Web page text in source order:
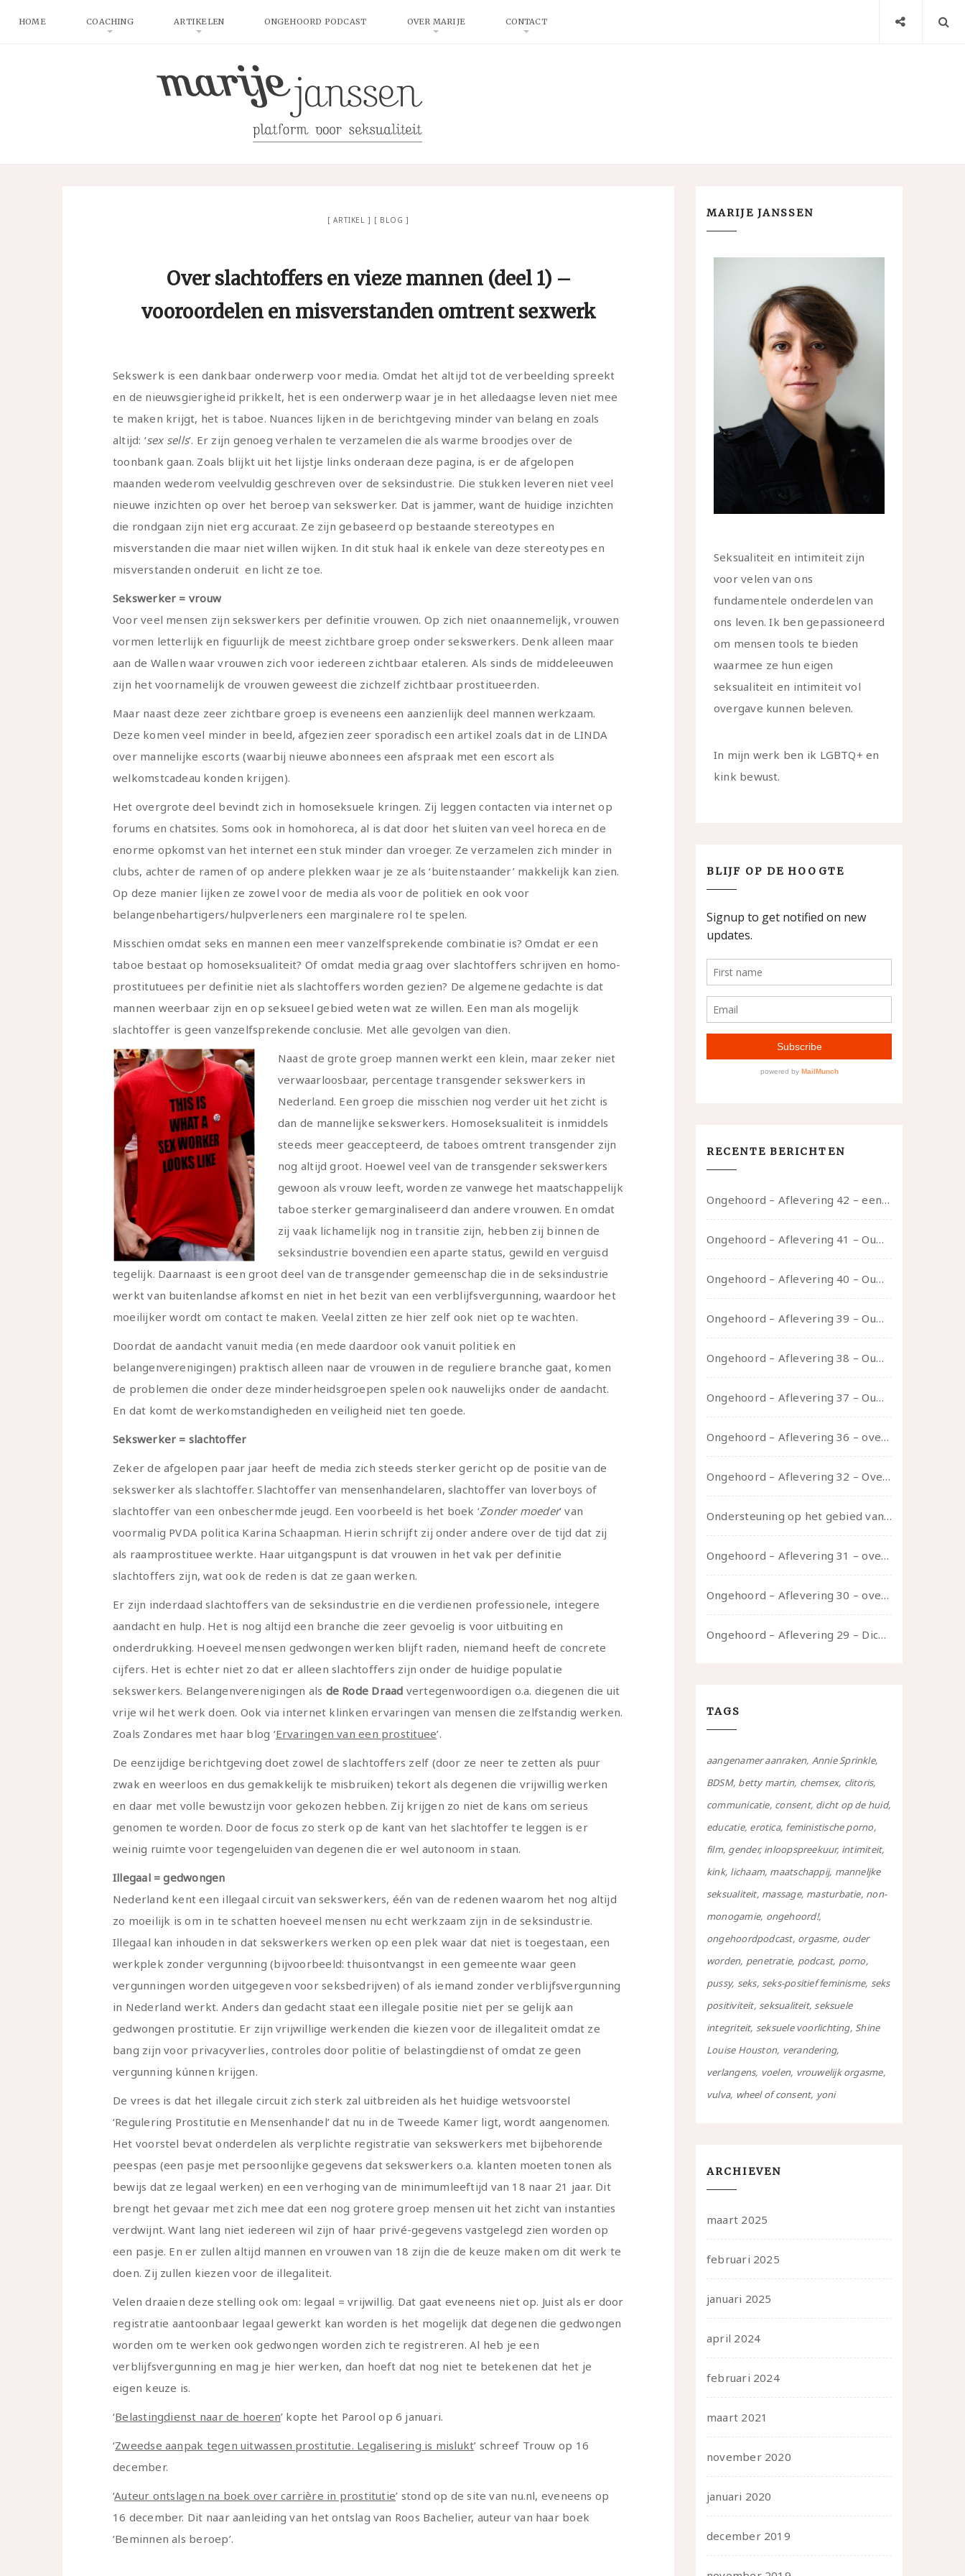
HOME COACHING ARTIKELEN ONGEHOORD PODCAST OVER MARIJE CONTACT
ARTIKEL BLOG
Over slachtoffers en vieze mannen (deel 1) –
vooroordelen en misverstanden omtrent sexwerk
Sekswerk is een dankbaar onderwerp voor media. Omdat het altijd tot de verbeelding spreekt
en de nieuwsgierigheid prikkelt, het is een onderwerp waar je in het alledaagse leven niet mee
te maken krijgt, het is taboe. Nuances lijken in de berichtgeving minder van belang en zoals
altijd: ‘sex sells’. Er zijn genoeg verhalen te verzamelen die als warme broodjes over de
toonbank gaan. Zoals blijkt uit het lijstje links onderaan deze pagina, is er de afgelopen
maanden wederom veelvuldig geschreven over de seksindustrie. Die stukken leveren niet veel
nieuwe inzichten op over het beroep van sekswerker. Dat is jammer, want de huidige inzichten
die rondgaan zijn niet erg accuraat. Ze zijn gebaseerd op bestaande stereotypes en
misverstanden die maar niet willen wijken. In dit stuk haal ik enkele van deze stereotypes en
misverstanden onderuit en licht ze toe.
Sekswerker = vrouw
Voor veel mensen zijn sekswerkers per definitie vrouwen. Op zich niet onaannemelijk, vrouwen
vormen letterlijk en figuurlijk de meest zichtbare groep onder sekswerkers. Denk alleen maar
aan de Wallen waar vrouwen zich voor iedereen zichtbaar etaleren. Als sinds de middeleeuwen
zijn het voornamelijk de vrouwen geweest die zichzelf zichtbaar prostitueerden.
Maar naast deze zeer zichtbare groep is eveneens een aanzienlijk deel mannen werkzaam.
Deze komen veel minder in beeld, afgezien zeer sporadisch een artikel zoals dat in de LINDA
over mannelijke escorts (waarbij nieuwe abonnees een afspraak met een escort als
welkomstcadeau konden krijgen).
Het overgrote deel bevindt zich in homoseksuele kringen. Zij leggen contacten via internet op
forums en chatsites. Soms ook in homohoreca, al is dat door het sluiten van veel horeca en de
enorme opkomst van het internet een stuk minder dan vroeger. Ze verzamelen zich minder in
clubs, achter de ramen of op andere plekken waar je ze als ‘buitenstaander’ makkelijk kan zien.
Op deze manier lijken ze zowel voor de media als voor de politiek en ook voor
belangenbehartigers/hulpverleners een marginalere rol te spelen.
Misschien omdat seks en mannen een meer vanzelfsprekende combinatie is? Omdat er een
taboe bestaat op homoseksualiteit? Of omdat media graag over slachtoffers schrijven en homo-
prostitutuees per definitie niet als slachtoffers worden gezien? De algemene gedachte is dat
mannen weerbaar zijn en op seksueel gebied weten wat ze willen. Een man als mogelijk
slachtoffer is geen vanzelfsprekende conclusie. Met alle gevolgen van dien.
Naast de grote groep mannen werkt een klein, maar zeker niet
verwaarloosbaar, percentage transgender sekswerkers in
Nederland. Een groep die misschien nog verder uit het zicht is
dan de mannelijke sekswerkers. Homoseksualiteit is inmiddels
steeds meer geaccepteerd, de taboes omtrent transgender zijn
nog altijd groot. Hoewel veel van de transgender sekswerkers
gewoon als vrouw leeft, worden ze vanwege het maatschappelijk
taboe sterker gemarginaliseerd dan andere vrouwen. En omdat
zij vaak lichamelijk nog in transitie zijn, hebben zij binnen de
seksindustrie bovendien een aparte status, gewild en verguisd
tegelijk. Daarnaast is een groot deel van de transgender gemeenschap die in de seksindustrie
werkt van buitenlandse afkomst en niet in het bezit van een verblijfsvergunning, waardoor het
moeilijker wordt om contact te maken. Veelal zitten ze hier zelf ook niet op te wachten.
Doordat de aandacht vanuit media (en mede daardoor ook vanuit politiek en
belangenverenigingen) praktisch alleen naar de vrouwen in de reguliere branche gaat, komen
de problemen die onder deze minderheidsgroepen spelen ook nauwelijks onder de aandacht.
En dat komt de werkomstandigheden en veiligheid niet ten goede.
Sekswerker = slachtoffer
Zeker de afgelopen paar jaar heeft de media zich steeds sterker gericht op de positie van de
sekswerker als slachtoffer. Slachtoffer van mensenhandelaren, slachtoffer van loverboys of
slachtoffer van een onbeschermde jeugd. Een voorbeeld is het boek ‘Zonder moeder’ van
voormalig PVDA politica Karina Schaapman. Hierin schrijft zij onder andere over de tijd dat zij
als raamprostituee werkte. Haar uitgangspunt is dat vrouwen in het vak per definitie
slachtoffers zijn, wat ook de reden is dat ze gaan werken.
Er zijn inderdaad slachtoffers van de seksindustrie en die verdienen professionele, integere
aandacht en hulp. Het is nog altijd een branche die zeer gevoelig is voor uitbuiting en
onderdrukking. Hoeveel mensen gedwongen werken blijft raden, niemand heeft de concrete
cijfers. Het is echter niet zo dat er alleen slachtoffers zijn onder de huidige populatie
sekswerkers. Belangenverenigingen als de Rode Draad vertegenwoordigen o.a. diegenen die uit
vrije wil het werk doen. Ook via internet klinken ervaringen van mensen die zelfstandig werken.
Zoals Zondares met haar blog ‘Ervaringen van een prostituee’.
De eenzijdige berichtgeving doet zowel de slachtoffers zelf (door ze neer te zetten als puur
zwak en weerloos en dus gemakkelijk te misbruiken) tekort als degenen die vrijwillig werken
en daar met volle bewustzijn voor gekozen hebben. Zij krijgen zo niet de kans om serieus
genomen te worden. Door de focus zo sterk op de kant van het slachtoffer te leggen is er
weinig ruimte voor tegengeluiden van degenen die er wel autonoom in staan.
Illegaal = gedwongen
Nederland kent een illegaal circuit van sekswerkers, één van de redenen waarom het nog altijd
zo moeilijk is om in te schatten hoeveel mensen nu echt werkzaam zijn in de seksindustrie.
Illegaal kan inhouden in dat sekswerkers werken op een plek waar dat niet is toegestaan, een
werkplek zonder vergunning (bijvoorbeeld: thuisontvangst in een gemeente waar geen
vergunningen worden uitgegeven voor seksbedrijven) of als iemand zonder verblijfsvergunning
in Nederland werkt. Anders dan gedacht staat een illegale positie niet per se gelijk aan
gedwongen prostitutie. Er zijn vrijwillige werkenden die kiezen voor de illegaliteit omdat ze
bang zijn voor privacyverlies, controles door politie of belastingdienst of omdat ze geen
vergunning kúnnen krijgen.
De vrees is dat het illegale circuit zich sterk zal uitbreiden als het huidige wetsvoorstel
‘Regulering Prostitutie en Mensenhandel’ dat nu in de Tweede Kamer ligt, wordt aangenomen.
Het voorstel bevat onderdelen als verplichte registratie van sekswerkers met bijbehorende
peespas (een pasje met persoonlijke gegevens dat sekswerkers o.a. klanten moeten tonen als
bewijs dat ze legaal werken) en een verhoging van de minimumleeftijd van 18 naar 21 jaar. Dit
brengt het gevaar met zich mee dat een nog grotere groep mensen uit het zicht van instanties
verdwijnt. Want lang niet iedereen wil zijn of haar privé-gegevens vastgelegd zien worden op
een pasje. En er zullen altijd mannen en vrouwen van 18 zijn die de keuze maken om dit werk te
doen. Zij zullen kiezen voor de illegaliteit.
Velen draaien deze stelling ook om: legaal = vrijwillig. Dat gaat eveneens niet op. Juist als er door
registratie aantoonbaar legaal gewerkt kan worden is het mogelijk dat degenen die gedwongen
worden om te werken ook gedwongen worden zich te registreren. Al heb je een
verblijfsvergunning en mag je hier werken, dan hoeft dat nog niet te betekenen dat het je
eigen keuze is.
‘Belastingdienst naar de hoeren’ kopte het Parool op 6 januari.
‘Zweedse aanpak tegen uitwassen prostitutie. Legalisering is mislukt’ schreef Trouw op 16
december.
‘Auteur ontslagen na boek over carrière in prostitutie’ stond op de site van nu.nl, eveneens op
16 december. Dit naar aanleiding van het ontslag van Roos Bachelier, auteur van haar boek
‘Beminnen als beroep’.
MARIJE JANSSEN
Seksualiteit en intimiteit zijn
voor velen van ons
fundamentele onderdelen van
ons leven. Ik ben gepassioneerd
om mensen tools te bieden
waarmee ze hun eigen
seksualiteit en intimiteit vol
overgave kunnen beleven.
In mijn werk ben ik LGBTQ+ en
kink bewust.
BLIJF OP DE HOOGTE
RECENTE BERICHTEN
Ongehoord – Aflevering 42 – een gesprek met marijn over seksueel opbloeien, het ouderschap uitvinden en verschillende leeftijden in je mee dragen
Ongehoord – Aflevering 41 – Ouwelui, een gesprek met Marcelle over polyamorie op latere leeftijd, (mantel)zorg voor je partners en seksueel plezier.
Ongehoord – Aflevering 40 – Ouwelui, een gesprek met Sadie Lune over vormende relaties en de geschiedenis van de queer pornobeweging
Ongehoord – Aflevering 39 – Ouwelui, een gesprek met Pepijn en Ivo over hun regenbooggezin, eigenzinnig ouder worden en Cruise Control
Ongehoord – Aflevering 38 – Ouwelui, een gesprek met vreer over behoefte aan geborgenheid en het behouden van je idealen
Ongehoord – Aflevering 37 – Ouwelui, een gesprek met non over seksualiteit, transitie en ageism
Ongehoord – Aflevering 36 – over transformative justice – in gesprek met Ella en carson
Ongehoord – Aflevering 32 – Over autisme en seksualiteit – in gesprek met Roos Reijbroek
Ondersteuning op het gebied van consent en seksualiteit
Ongehoord – Aflevering 31 – over seks, professioneel en persoonlijk, een gesprek met Marije
Ongehoord – Aflevering 30 – over vertragen, consent en negatieve gevoelens met Meg-John Barker
Ongehoord – Aflevering 29 – Dicht op de Huid: Anita
TAGS
aangenamer aanraken Annie Sprinkle
BDSM betty martin chemsex clitoris
communicatie consent dicht op de huid
educatie erotica feministische porno
film gender inloopspreekuur intimiteit
kink lichaam maatschappij manneljke
seksualiteit massage masturbatie non-
monogamie ongehoord!
ongehoordpodcast orgasme ouder
worden penetratie podcast porno
pussy seks seks-positief feminisme seks
positiviteit seksualiteit seksuele
integriteit seksuele voorlichting Shine
Louise Houston verandering
verlangens voelen vrouwelijk orgasme
vulva wheel of consent yoni
ARCHIEVEN
maart 2025
februari 2025
januari 2025
april 2024
februari 2024
maart 2021
november 2020
januari 2020
december 2019